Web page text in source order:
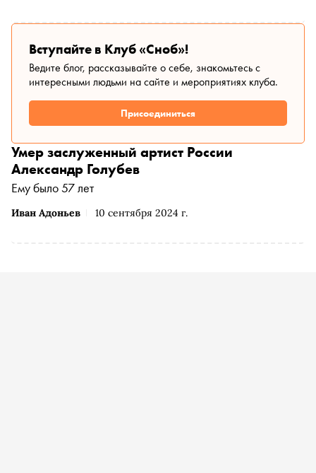
Вступайте в Клуб «Сноб»!
Ведите блог, рассказывайте о себе, знакомьтесь с
интересными людьми на сайте и мероприятиях клуба.
Присоединиться
Иван Адоньев 10 сентября 2024 г.
Умер заслуженный артист России
Александр Голубев
Ему было 57 лет